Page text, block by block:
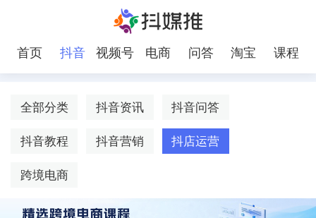
首页 抖音 视频号 电商 问答 淘宝 课程
全部分类 抖音资讯 抖音问答
抖音教程 抖音营销 抖店运营
跨境电商